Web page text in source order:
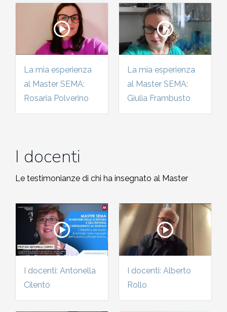
La mia esperienza
al Master SEMA:
Rosaria Polverino
La mia esperienza
al Master SEMA:
Giulia Frambusto
I docenti
Le testimonianze di chi ha insegnato al Master
I docenti: Antonella
Cilento
I docenti: Alberto
Rollo